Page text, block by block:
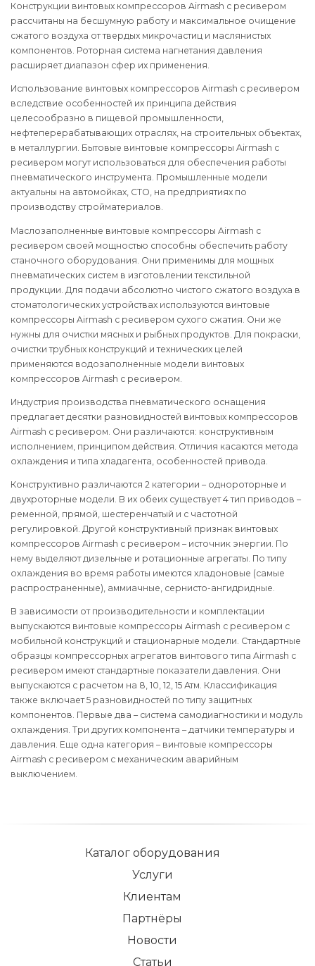
Конструкции винтовых компрессоров Airmash с ресивером
рассчитаны на бесшумную работу и максимальное очищение
сжатого воздуха от твердых микрочастиц и маслянистых
компонентов. Роторная система нагнетания давления
расширяет диапазон сфер их применения.
Использование винтовых компрессоров Airmash с ресивером
вследствие особенностей их принципа действия
целесообразно в пищевой промышленности,
нефтеперерабатывающих отраслях, на строительных объектах,
в металлургии. Бытовые винтовые компрессоры Airmash с
ресивером могут использоваться для обеспечения работы
пневматического инструмента. Промышленные модели
актуальны на автомойках, СТО, на предприятиях по
производству стройматериалов.
Маслозаполненные винтовые компрессоры Airmash с
ресивером своей мощностью способны обеспечить работу
станочного оборудования. Они применимы для мощных
пневматических систем в изготовлении текстильной
продукции. Для подачи абсолютно чистого сжатого воздуха в
стоматологических устройствах используются винтовые
компрессоры Airmash с ресивером сухого сжатия. Они же
нужны для очистки мясных и рыбных продуктов. Для покраски,
очистки трубных конструкций и технических целей
применяются водозаполненные модели винтовых
компрессоров Airmash с ресивером.
Индустрия производства пневматического оснащения
предлагает десятки разновидностей винтовых компрессоров
Airmash с ресивером. Они различаются: конструктивным
исполнением, принципом действия. Отличия касаются метода
охлаждения и типа хладагента, особенностей привода.
Конструктивно различаются 2 категории – однороторные и
двухроторные модели. В их обеих существует 4 тип приводов –
ременной, прямой, шестеренчатый и с частотной
регулировкой. Другой конструктивный признак винтовых
компрессоров Airmash с ресивером – источник энергии. По
нему выделяют дизельные и ротационные агрегаты. По типу
охлаждения во время работы имеются хладоновые (самые
распространенные), аммиачные, сернисто-ангидридные.
В зависимости от производительности и комплектации
выпускаются винтовые компрессоры Airmash с ресивером с
мобильной конструкций и стационарные модели. Стандартные
образцы компрессорных агрегатов винтового типа Airmash с
ресивером имеют стандартные показатели давления. Они
выпускаются с расчетом на 8, 10, 12, 15 Атм. Классификация
также включает 5 разновидностей по типу защитных
компонентов. Первые два – система самодиагностики и модуль
охлаждения. Три других компонента – датчики температуры и
давления. Еще одна категория – винтовые компрессоры
Airmash с ресивером с механическим аварийным
выключением.
Каталог оборудования
Услуги
Клиентам
Партнёры
Новости
Статьи